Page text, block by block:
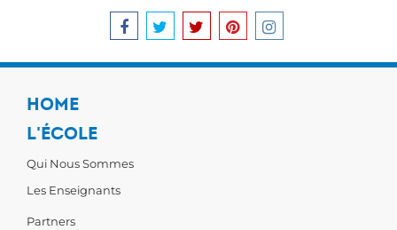
HOME
L'ÉCOLE
Qui Nous Sommes
Les Enseignants
Partners